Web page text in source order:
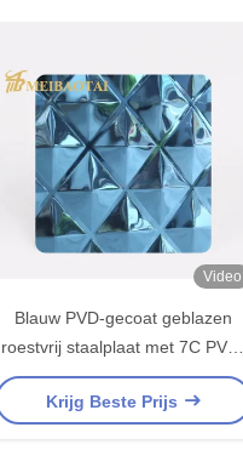
Video
Blauw PVD-gecoat geblazen
roestvrij staalplaat met 7C PVC-
filmklasse 201 voor decoratieve
toepassingen
Krijg Beste Prijs